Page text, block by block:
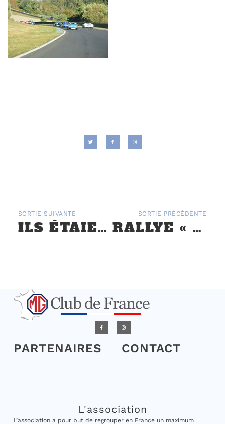
SORTIE SUIVANTE
ILS ÉTAIENT AU GOODWOOD REVIVAL !!
SORTIE PRÉCÉDENTE
RALLYE « DE L’OISE À LA BAIE DE SOMME » – 21 ET 22 SEPTEMBRE
PARTENAIRES CONTACT
L'association
L’association a pour but de regrouper en France un maximum